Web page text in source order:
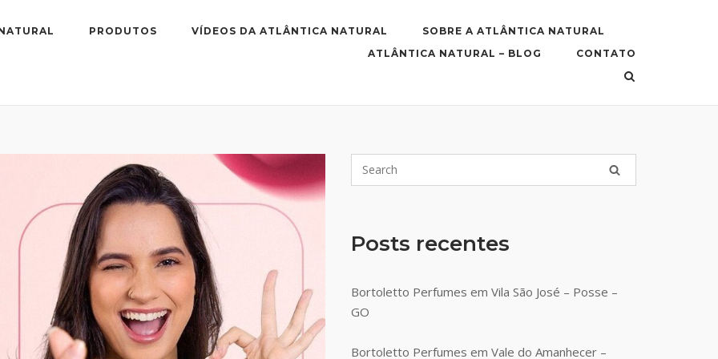
PRODUTOS VÍDEOS DA ATLÂNTICA NATURAL
SOBRE A ATLÂNTICA NATURAL
ATLÂNTICA NATURAL – BLOG
CONTATO
Posts recentes
Bortoletto Perfumes em Vila São José – Posse –
GO
Bortoletto Perfumes em Vale do Amanhecer –